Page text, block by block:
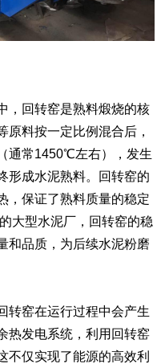
回转窑是熟料煅烧的核
原料按一定比例混合后，
通常1450℃左右），发生
形成水泥熟料。回转窑的
，保证了熟料质量的稳定
大型水泥厂，回转窑的稳
和品质，为后续水泥粉磨
窑在运行过程中会产生
热发电系统，利用回转窑
不仅实现了能源的高效利